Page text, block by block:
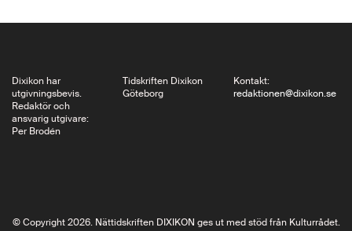
morfars
Dixikon har
utgivningsbevis.
Redaktör och
ansvarig utgivare:
Per Brodén
Tidskriften Dixikon
Göteborg
Kontakt:
redaktionen@dixikon.se
© Copyright 2026. Nättidskriften DIXIKON ges ut med stöd från Kulturrådet.